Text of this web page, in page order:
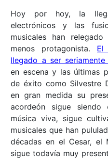
Hoy por hoy, la
electrónicos y las
musicales han
menos protagonista. El
llegado a ser seriamente
en escena y las últimas
de éxito como Silvestre
en gran medida su
acordeón sigue
música viva, sigue
musicales que han
décadas en el Cesar, el
sigue todavía muy